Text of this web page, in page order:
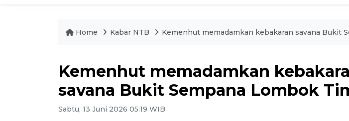
Home Kabar NTB Kemenhut memadamkan kebakaran savana Bukit
Kemenhut memadamkan
savana Bukit Sempana Lombok
Sabtu, 13 Juni 2026 05:19 WIB